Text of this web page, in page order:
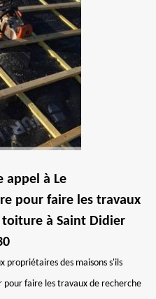
appel à Le
pour faire les travaux
à Saint Didier
propriétaires des maisons s'ils
faire les travaux de recherche